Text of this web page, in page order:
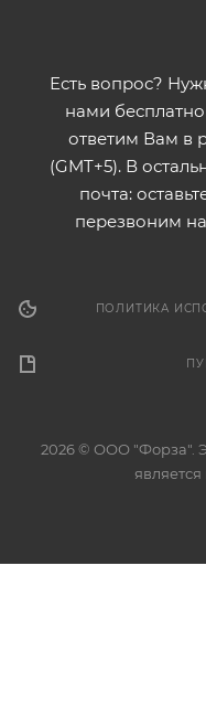
Есть вопрос?
нами
ответим Вам в
(GMT+5). В
почта:
перезвоним
ПОЛИТИКА
2026 © ООО "Форза".